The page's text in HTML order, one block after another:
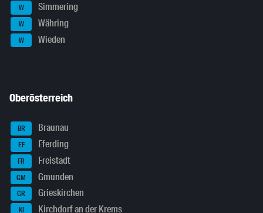
W Simmering
W Währing
W Wieden
Oberösterreich
BR Braunau
EF Eferding
FR Freistadt
GM Gmunden
GR Grieskirchen
KI Kirchdorf an der Krems